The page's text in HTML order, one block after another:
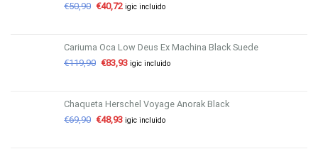
€50,90 €40,72 igic incluido
Cariuma Oca Low Deus Ex Machina Black Suede
€119,90 €83,93 igic incluido
Chaqueta Herschel Voyage Anorak Black
€69,90 €48,93 igic incluido